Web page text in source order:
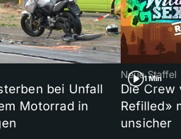
bei Unfall
Motorrad in
1 Min
Neue Staffel
Die Crew
Refilled»
unsicher